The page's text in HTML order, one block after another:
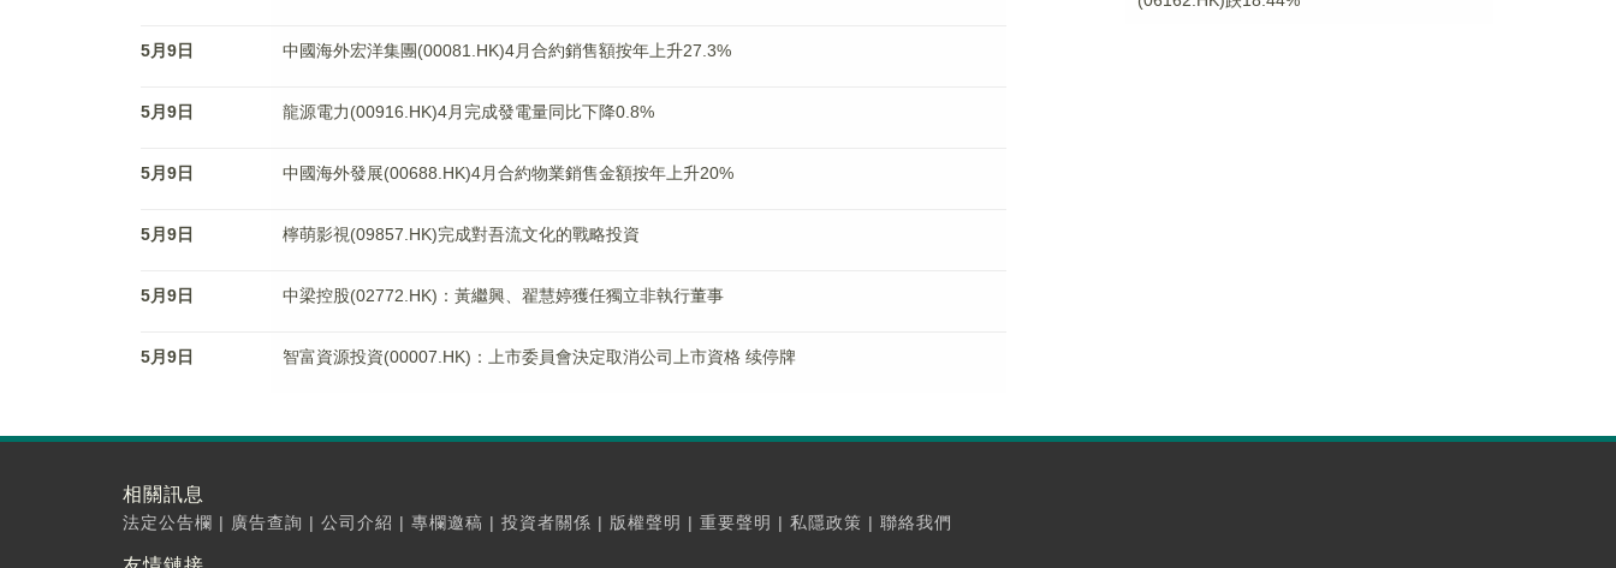
5月9日 中國海外宏洋集團(00081.HK)4月合約銷售額按年上升27.3%
5月9日 龍源電力(00916.HK)4月完成發電量同比下降0.8%
5月9日 中國海外發展(00688.HK)4月合約物業銷售金額按年上升20%
5月9日 檸萌影視(09857.HK)完成對吾流文化的戰略投資
5月9日 中梁控股(02772.HK)：黃繼興、翟慧婷獲任獨立非執行董事
5月9日 智富資源投資(00007.HK)：上市委員會決定取消公司上市資格 续停牌
相關訊息
法定公告欄 | 廣告查詢 | 公司介紹 | 專欄邀稿 | 投資者關係 | 版權聲明 | 重要聲明 | 私隱政策 | 聯絡我們